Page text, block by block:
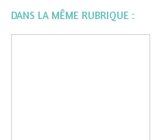
DANS LA MÊME RUBRIQUE :